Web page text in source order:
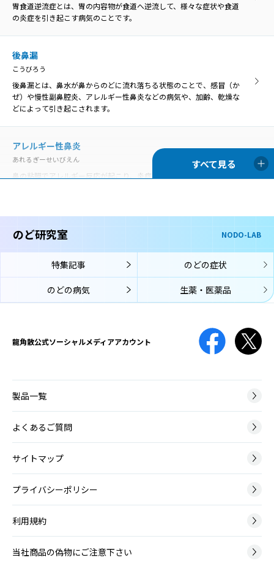
す。
いんこうとうえん
口腔や鼻腔の奥にある咽頭と、首の真ん中あたりにある喉頭の両方で
炎症が起きることを咽喉頭炎といいます。
歯周病は、歯の周囲にプラーク（細菌の塊）が付着することが原因と
なって、歯茎に炎症が起きて赤くなったり、歯を支える骨が溶けて歯
がぐらぐらしたりする病気です。
舌苔
舌苔（ぜったい）とは、舌表面に付着した白い苔（こけ）のような物
です。真っ白ではなく灰白色、黄白色のこともあります。
口腔咽頭カンジダ
こうくういんとうかんじだ
ランスが崩れてしまった時などに、口腔内にカンジダ菌が増殖して口
腔咽頭カンジダ症を引き起こします。
膿栓
のうせん
のどの扁桃には多数のくぼみがあります。そのくぼみに細菌やウイル
スの死骸、食べかすなどがたまって形成される白っぽい塊が膿栓で
咽頭がん
いんとうがん
咽頭とは鼻の奥から食道の上までの、空気や飲食物が通るところで
す。上から順に上咽頭・中咽頭・下咽頭に分けられ、いずれの部位に
もがんができます。
咽喉頭炎
いんこうとうえん
口腔や鼻腔の奥にある咽頭と、首の真ん中あたりにある喉頭の両方で
炎症が起きることを咽喉頭炎といいます。
声帯麻痺
せいたいまひ
声帯の動きを司っている「反回神経」に麻痺がおこり、声帯の動きが
悪くなる状態です。
声帯萎縮
せいたいけっせつ
声帯結節は、声帯に結節（ペンだこのようなもの）ができて、声の変
化が起こる病気です。
声帯ポリープ
る炎症や大声を出した時などに、声帯の血管から出血して、その修復
過程で形成されます。
ポリープ様声帯
ぽりーぷようせいたい
ポリープ様声帯とは、声帯の左右両側が全体的にむくんだように腫れ
吃音
きつおん
吃音（きつおん、どもり）とは、声を出す通り道に異常はみられませ
んが、滑らかな発話ができない言語障害です。
胃食道逆流症とは、胃の内容物が食道へ逆流して、様々な症状や食道
の炎症を引き起こす病気のことです。
後鼻漏
こうびろう
後鼻漏とは、鼻水が鼻からのどに流れ落ちる状態のことで、感冒（か
ぜ）や慢性副鼻腔炎、アレルギー性鼻炎などの病気や、加齢、乾燥な
どによって引き起こされます。
アレルギー性鼻炎
あれるぎーせいびえん
鼻の粘膜でアレルギー反応が起こり、炎症を生じる病気です。通年性
喉頭アレルギー
喉頭アレルギーでは、鼻や口からアレルゲン（アレルギーの原因物
質）が入り、喉頭の粘膜に到達してそこでアレルギー反応が起こり、
のどの症状が生じます。
やくざいせい
治療のために薬の服用や点滴をしても、期待する効果以外の有害な反
様々です。
しんけいきんしっかん
病気です。
脳血管障害後
脳血管障害とは、脳の血管がつまる脳梗塞と、脳の血管が破れる脳出
血・くも膜下出血のことで、その後遺症としてのどに症状がでること
があります。
のど研究室 NODO-LAB
特集記事 のどの症状
のどの病気 生薬・医薬品
龍角散公式ソーシャルメディアアカウント
製品一覧
よくあるご質問
サイトマップ
プライバシーポリシー
利用規約
当社商品の偽物にご注意下さい